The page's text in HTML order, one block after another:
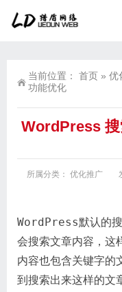
当前位置： 首页 » 优
功能优化
WordPress 搜
所属分类： 优化推广
WordPress默认的
会搜索文章内容，这
内容也包含关键字的
到搜索出来这样的文